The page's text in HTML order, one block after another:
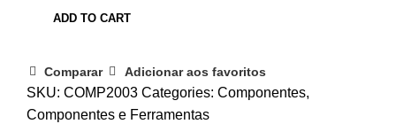
20cmADD TO CART
Comparar Adicionar aos favoritos
SKU: COMP2003 Categories: Componentes,
Componentes e Ferramentas